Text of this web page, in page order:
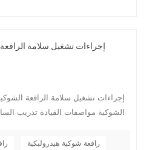
إجراءات تشغيل سلامة
إجراءات تشغيل سلامة الرافعة
الشوكية مواصفات القيادة تدريب
رافعة شوكية هيدروليكية